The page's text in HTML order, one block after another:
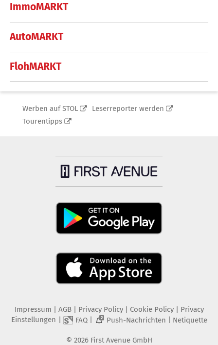
ImmoMARKT
AutoMARKT
FlohMARKT
Werben auf STOL
Leserreporter werden
Tourentipps
Impressum AGB Privacy Policy| Cookie Policy| Privacy
Einstellungen
FAQ| 2 Push-Nachrichten Netiquette
© 2026 First Avenue GmbH